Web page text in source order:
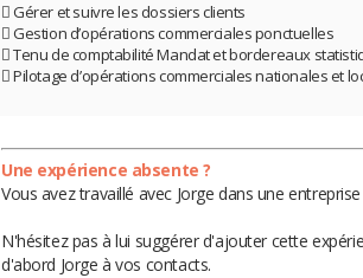
 Gérer et suivre les dossiers clients
 Gestion d’opérations commerciales ponctuelles
 Tenu de comptabilité Mandat et bordereaux
 Pilotage d’opérations commerciales nationales et
Une expérience absente ?
Vous avez travaillé avec Jorge dans une
N'hésitez pas à lui suggérer d'ajouter cette
d'abord Jorge à vos contacts.